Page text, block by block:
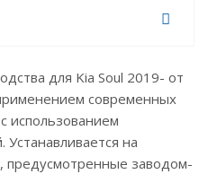
для Kia Soul 2019- от
современных
использованием
на
предусмотренные заводом-